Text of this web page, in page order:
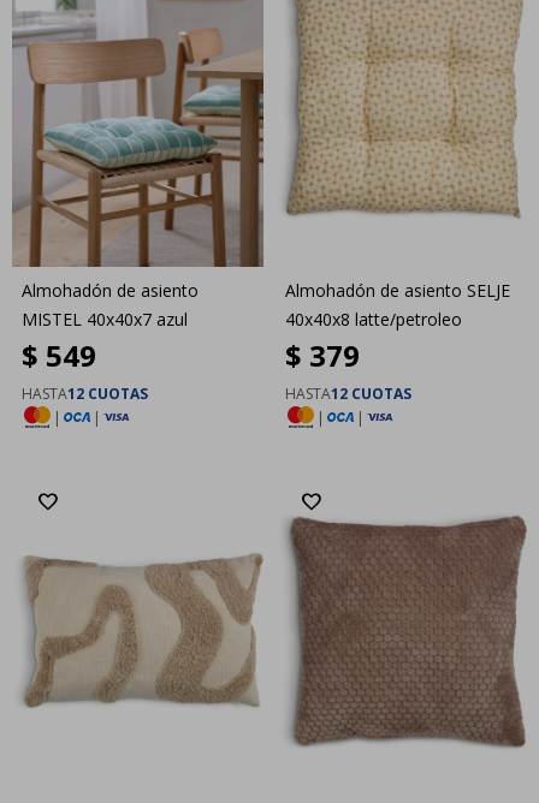
Almohadón de asiento
MISTEL 40x40x7 azul
$ 549
HASTA12 CUOTAS
|
|
Almohadón de asiento SELJE
40x40x8 latte/petroleo
$ 379
HASTA12 CUOTAS
|
|